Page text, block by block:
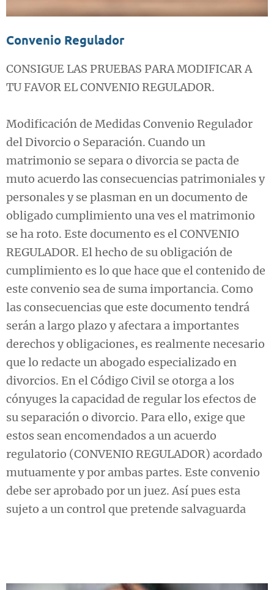
Convenio Regulador
CONSIGUE LAS PRUEBAS PARA MODIFICAR A
TU FAVOR EL CONVENIO REGULADOR.
Modificación de Medidas Convenio Regulador
del Divorcio o Separación. Cuando un
matrimonio se separa o divorcia se pacta de
muto acuerdo las consecuencias patrimoniales y
personales y se plasman en un documento de
obligado cumplimiento una ves el matrimonio
se ha roto. Este documento es el CONVENIO
REGULADOR. El hecho de su obligación de
cumplimiento es lo que hace que el contenido de
este convenio sea de suma importancia. Como
las consecuencias que este documento tendrá
serán a largo plazo y afectara a importantes
derechos y obligaciones, es realmente necesario
que lo redacte un abogado especializado en
divorcios. En el Código Civil se otorga a los
cónyuges la capacidad de regular los efectos de
su separación o divorcio. Para ello, exige que
estos sean encomendados a un acuerdo
regulatorio (CONVENIO REGULADOR) acordado
mutuamente y por ambas partes. Este convenio
debe ser aprobado por un juez. Así pues esta
sujeto a un control que pretende salvaguarda